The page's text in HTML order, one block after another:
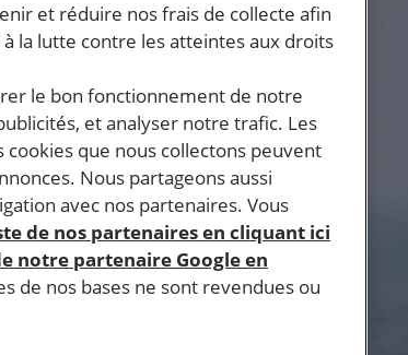
et réduire nos frais de collecte afin
la lutte contre les atteintes aux droits
le bon fonctionnement de notre
et analyser notre trafic. Les
que nous collectons peuvent
Nous partageons aussi
avec nos partenaires. Vous
de nos partenaires en cliquant ici
notre partenaire Google en
de nos bases ne sont revendues ou